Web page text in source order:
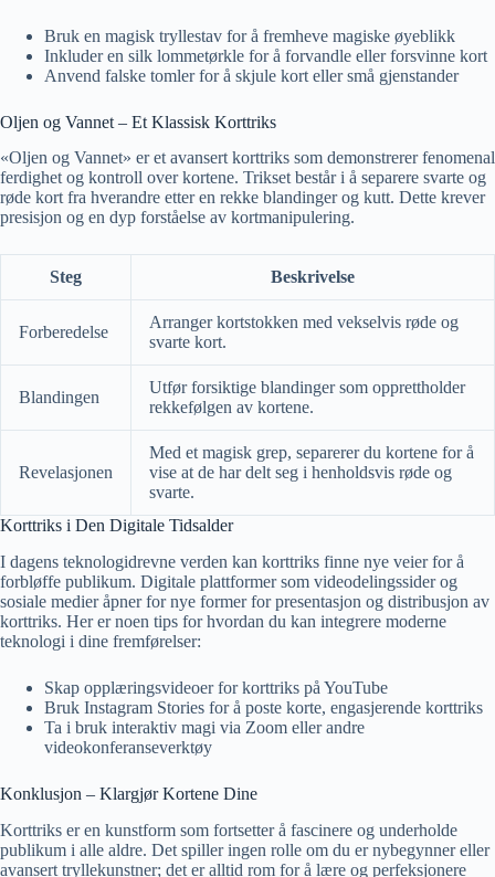
Bruk en magisk tryllestav for å fremheve magiske øyeblikk
Inkluder en silk lommetørkle for å forvandle eller forsvinne kort
Anvend falske tomler for å skjule kort eller små gjenstander
Oljen og Vannet – Et Klassisk Korttriks
«Oljen og Vannet» er et avansert korttriks som demonstrerer fenomenal
ferdighet og kontroll over kortene. Trikset består i å separere svarte og
røde kort fra hverandre etter en rekke blandinger og kutt. Dette krever
presisjon og en dyp forståelse av kortmanipulering.
Steg Beskrivelse
Forberedelse
Arranger kortstokken med vekselvis røde og
svarte kort.
Blandingen
Utfør forsiktige blandinger som opprettholder
rekkefølgen av kortene.
Revelasjonen
Med et magisk grep, separerer du kortene for å
vise at de har delt seg i henholdsvis røde og
svarte.
Korttriks i Den Digitale Tidsalder
I dagens teknologidrevne verden kan korttriks finne nye veier for å
forbløffe publikum. Digitale plattformer som videodelingssider og
sosiale medier åpner for nye former for presentasjon og distribusjon av
korttriks. Her er noen tips for hvordan du kan integrere moderne
teknologi i dine fremførelser:
Skap opplæringsvideoer for korttriks på YouTube
Bruk Instagram Stories for å poste korte, engasjerende korttriks
Ta i bruk interaktiv magi via Zoom eller andre
videokonferanseverktøy
Konklusjon – Klargjør Kortene Dine
Korttriks er en kunstform som fortsetter å fascinere og underholde
publikum i alle aldre. Det spiller ingen rolle om du er nybegynner eller
avansert tryllekunstner; det er alltid rom for å lære og perfeksjonere